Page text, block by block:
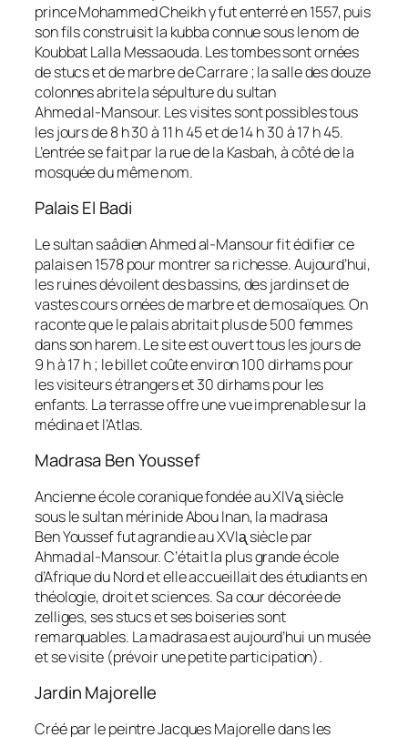
prince Mohammed Cheikh y fut enterré en 1557, puis
son fils construisit la kubba connue sous le nom de
Koubbat Lalla Messaouda. Les tombes sont ornées
de stucs et de marbre de Carrare ; la salle des douze
colonnes abrite la sépulture du sultan
Ahmed al‑Mansour. Les visites sont possibles tous
les jours de 8 h 30 à 11 h 45 et de 14 h 30 à 17 h 45.
L’entrée se fait par la rue de la Kasbah, à côté de la
mosquée du même nom.
Palais El Badi
Le sultan saâdien Ahmed al‑Mansour fit édifier ce
palais en 1578 pour montrer sa richesse. Aujourd’hui,
les ruines dévoilent des bassins, des jardins et de
vastes cours ornées de marbre et de mosaïques. On
raconte que le palais abritait plus de 500 femmes
dans son harem. Le site est ouvert tous les jours de
9 h à 17 h ; le billet coûte environ 100 dirhams pour
les visiteurs étrangers et 30 dirhams pour les
enfants. La terrasse offre une vue imprenable sur la
médina et l’Atlas.
Madrasa Ben Youssef
Ancienne école coranique fondée au XIVᶏ siècle
sous le sultan mérinide Abou Inan, la madrasa
Ben Youssef fut agrandie au XVIᶏ siècle par
Ahmad al‑Mansour. C’était la plus grande école
d’Afrique du Nord et elle accueillait des étudiants en
théologie, droit et sciences. Sa cour décorée de
zelliges, ses stucs et ses boiseries sont
remarquables. La madrasa est aujourd’hui un musée
et se visite (prévoir une petite participation).
Jardin Majorelle
Créé par le peintre Jacques Majorelle dans les